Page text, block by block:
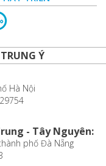
Ý
Hà Nội
- Tây Nguyên:
phố Đà Nẵng